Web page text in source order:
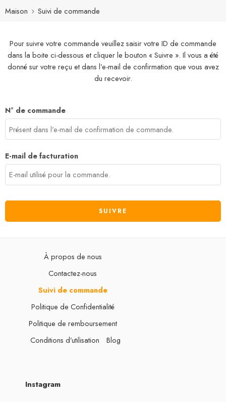
Maison Suivi de commande
Pour suivre votre commande veuillez saisir votre ID de commande
dans la boite ci-dessous et cliquer le bouton « Suivre ». Il vous a été
donné sur votre reçu et dans l’e-mail de confirmation que vous avez
du recevoir.
N° de commande
E-mail de facturation
SUIVRE
À propos de nous
Contactez-nous
Suivi de commande
Politique de Confidentialité
Politique de remboursement
Conditions d’utilisation
Blog
Instagram